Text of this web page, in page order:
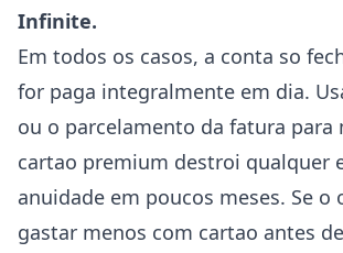
Infinite.
Em todos os casos, a conta so
for paga integralmente em dia.
ou o parcelamento da fatura para
cartao premium destroi qualquer
anuidade em poucos meses. Se o
gastar menos com cartao antes